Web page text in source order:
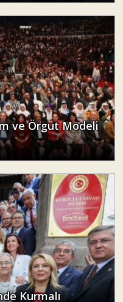
ve Örgüt Modeli
Kurmalı